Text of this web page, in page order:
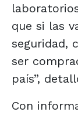
que si las
seguridad,
ser
país”,
Con